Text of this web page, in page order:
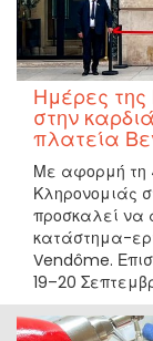
Ημέρες της
στην
πλατεία
Με αφορμή τη
Κληρονομιάς
προσκαλεί να
κατάστημα-
Vendôme.
19–20